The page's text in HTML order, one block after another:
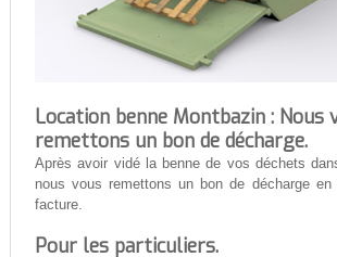
Location benne Montbazin : Nous
remettons un bon de décharge.
Après avoir vidé la benne de vos déchets
nous vous remettons un bon de décharge
facture.
Pour les particuliers.